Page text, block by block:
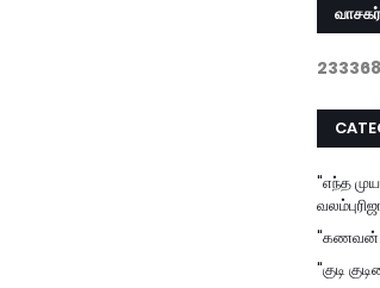
233368
"எந்த
"கணவன்
"குடி